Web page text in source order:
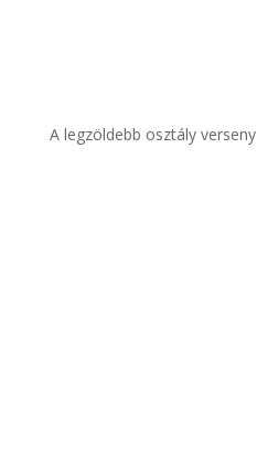
A legzöldebb osztály verseny